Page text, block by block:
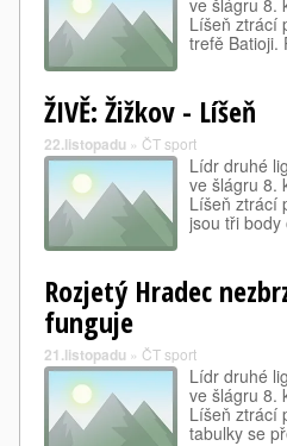
ve šlágru 8.
Líšeň ztrácí
trefě
ŽIVĚ: Žižkov - Líšeň
22.listopadu » ČT sport
Lídr druhé
ve šlágru 8.
Líšeň ztrácí
jsou tři
Rozjetý Hradec
funguje
21.listopadu » ČT sport
Lídr druhé
ve šlágru 8.
Líšeň ztrácí
tabulky se